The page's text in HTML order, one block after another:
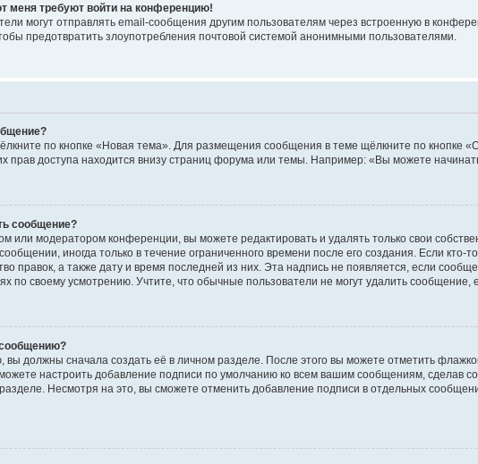
меня требуют войти на конференцию!
могут отправлять email-сообщения другим пользователям через встроенную в
предотвратить злоупотребления почтовой системой анонимными пользователями.
по кнопке «Новая тема». Для размещения сообщения в теме щёлкните по кнопке
прав доступа находится внизу страниц форума или темы. Например: «Вы можете
сообщение?
или модератором конференции, вы можете редактировать и удалять только свои
иногда только в течение ограниченного времени после его создания. Если
правок, а также дату и время последней из них. Эта надпись не появляется, если
по своему усмотрению. Учтите, что обычные пользователи не могут удалить сообщение,
должны сначала создать её в личном разделе. После этого вы можете отметить
настроить добавление подписи по умолчанию ко всем вашим сообщениям, сделав
Несмотря на это, вы сможете отменить добавление подписи в отдельных